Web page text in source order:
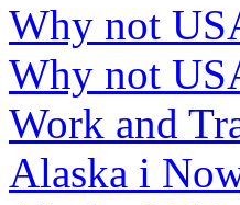
Why not
Why not
Work and
Alaska i